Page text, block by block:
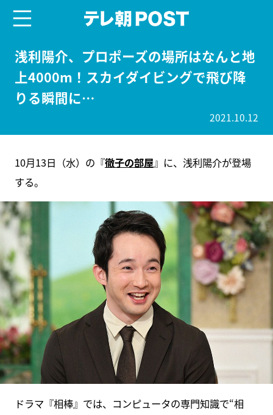
浅利陽介、プロポーズの場所はなんと地
上4000m！スカイダイビングで飛び降
りる瞬間に…
2021.10.12
10月13日（水）の『徹子の部屋』に、浅利陽介が登場
する。
ドラマ『相棒』では、コンピュータの専門知識で“相